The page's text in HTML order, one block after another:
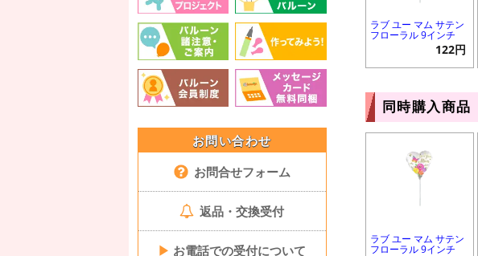
お問い合わせ
お問合せフォーム
返品・交換受付
▶ お電話での受付について
ラブ ユー マム サテン
フローラル 9インチ
122円
同時購入商品
ラブ ユー マム サテン
フローラル 9インチ